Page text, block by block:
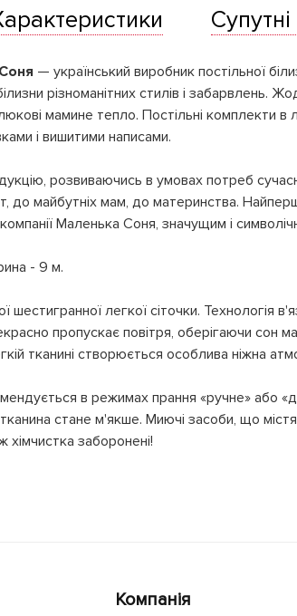
— український виробник постільної
різноманітних стилів і
мамине тепло. Постільні комплекти в
і вишитими написами.
розвиваючись в умовах потреб
майбутніх мам, до материнства.
Маленька Соня, значущим і
- 9 м.
шестигранної легкої сіточки. Технологія
пропускає повітря, оберігаючи сон
тканині створюється особлива ніжна
в режимах прання «ручне» або
стане м'якше. Миючі засоби, що
хімчистка заборонені!
Компанія